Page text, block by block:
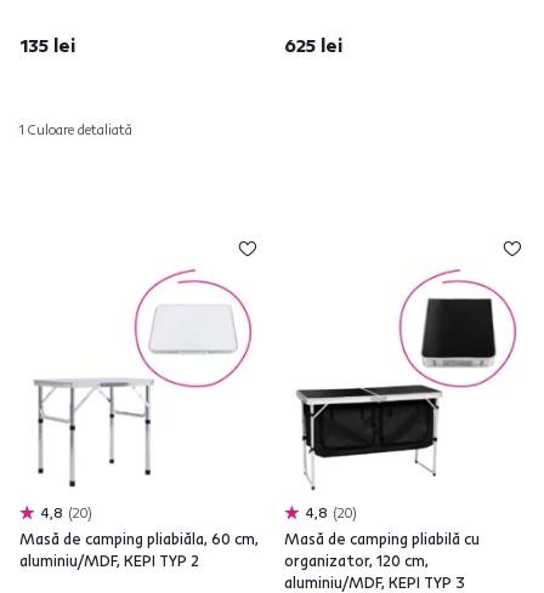
135 lei
1 Culoare detaliată
625 lei
4,8 20
Masă de camping pliabiăla, 60 cm,
aluminiu/MDF, KEPI TYP 2
4,8 20
Masă de camping pliabilă cu
organizator, 120 cm,
aluminiu/MDF, KEPI TYP 3